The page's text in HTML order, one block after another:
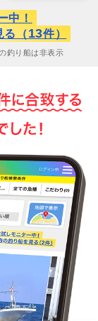
中！
る（13件）
釣り船は非表示